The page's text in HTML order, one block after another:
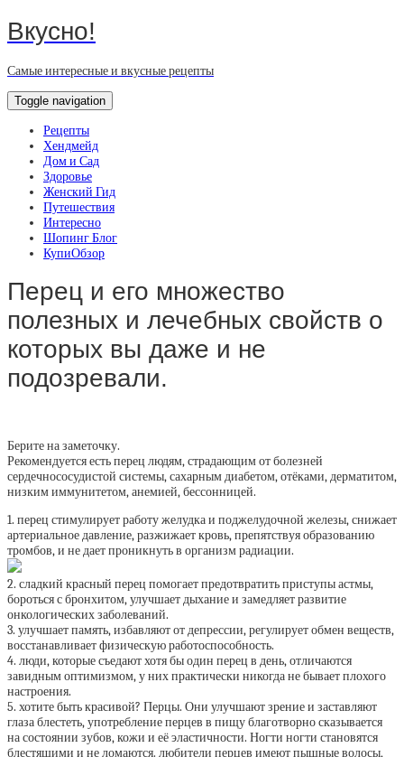
Вкусно!
Самые интересные и вкусные рецепты
Toggle navigation
Рецепты
Хендмейд
Дом и Сад
Здоровье
Женский Гид
Путешествия
Интересно
Шопинг Блог
КупиОбзор
Перец и его множество
полезных и лечебных свойств о
которых вы даже и не
подозревали.
Берите на заметочку.
Рекомендуется есть перец людям, страдающим от болезней
сердечнососудистой системы, сахарным диабетом, отёками, дерматитом,
низким иммунитетом, анемией, бессонницей.
1. перец стимулирует работу желудка и поджелудочной железы, снижает
артериальное давление, разжижает кровь, препятствуя образованию
тромбов, и не дает проникнуть в организм радиации.
2. сладкий красный перец помогает предотвратить приступы астмы,
бороться с бронхитом, улучшает дыхание и замедляет развитие
онкологических заболеваний.
3. улучшает память, избавляют от депрессии, регулирует обмен веществ,
восстанавливает физическую работоспособность.
4. люди, которые съедают хотя бы один перец в день, отличаются
завидным оптимизмом, у них практически никогда не бывает плохого
настроения.
5. хотите быть красивой? Перцы. Они улучшают зрение и заставляют
глаза блестеть, употребление перцев в пищу благотворно сказывается
на состоянии зубов, кожи и её эластичности. Ногти ногти становятся
блестящими и не ломаются. любители перцев имеют пышные волосы,